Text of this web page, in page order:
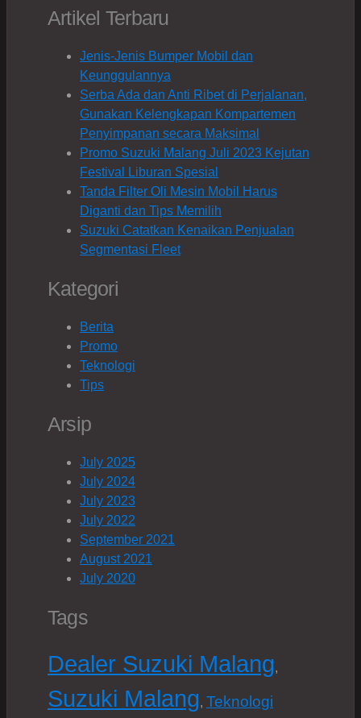
Artikel Terbaru
Jenis-Jenis Bumper Mobil dan
Keunggulannya
Serba Ada dan Anti Ribet di Perjalanan,
Gunakan Kelengkapan Kompartemen
Penyimpanan secara Maksimal
Promo Suzuki Malang Juli 2023 Kejutan
Festival Liburan Spesial
Tanda Filter Oli Mesin Mobil Harus
Diganti dan Tips Memilih
Suzuki Catatkan Kenaikan Penjualan
Segmentasi Fleet
Kategori
Berita
Promo
Teknologi
Tips
Arsip
July 2025
July 2024
July 2023
July 2022
September 2021
August 2021
July 2020
Tags
Dealer Suzuki Malang,
Suzuki Malang, Teknologi